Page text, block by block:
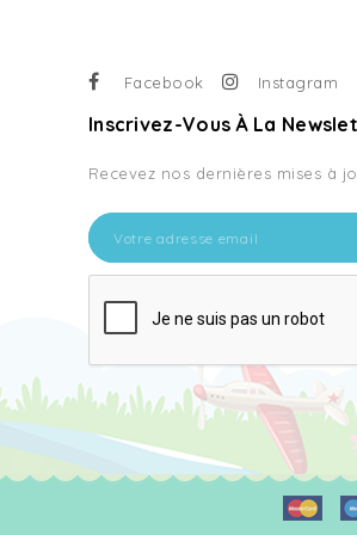
Facebook Instagram
Inscrivez-Vous À La
Recevez nos dernières mises à